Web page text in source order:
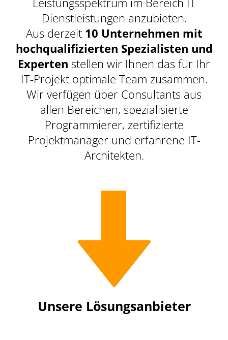
Dienstleistungen anzubieten.
Aus derzeit 10 Unternehmen mit
hochqualifizierten Spezialisten und
Experten stellen wir Ihnen das für Ihr
IT-Projekt optimale Team zusammen.
Wir verfügen über Consultants aus
allen Bereichen, spezialisierte
Programmierer, zertifizierte
Projektmanager und erfahrene IT-
Architekten.
Unsere Lösungsanbieter